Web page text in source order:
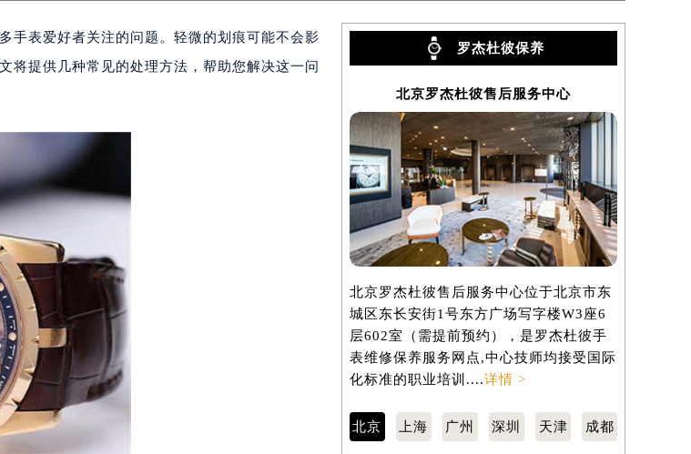
（需提前预约）
层1304室（需提前预约）
室（需提前预约）
字楼15层07室（需提前预约）
（需提前预约）
（需提前预约）
（需提前预约）
前预约）
室（需提前预约）
室（需提前预约）
字楼（芙蓉广场）10层13室（需提前预约）
前预约）
）3层整层（需提前预约）
店）1层整层（需提前预约）
）1层整层（需提前预约）
手表爱好者关注的问题。轻微的划痕可能不会影
将提供几种常见的处理方法，帮助您解决这一问
罗杰杜彼保养
北京罗杰杜彼售后服务中心
北京罗杰杜彼售后服务中心位于北京市东
城区东长安街1号东方广场写字楼W3座6
层602室（需提前预约），是罗杰杜彼手
表维修保养服务网点,中心技师均接受国际
化标准的职业培训....详情 >
北京 上海 广州 深圳 天津 成都